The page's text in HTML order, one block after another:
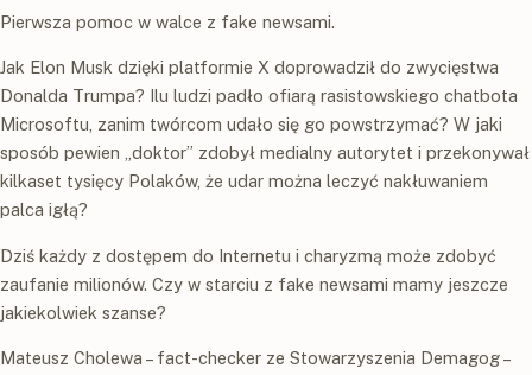
Pierwsza pomoc w walce z fake newsami.
Jak Elon Musk dzięki platformie X doprowadził do zwycięstwa
Donalda Trumpa? Ilu ludzi padło ofiarą rasistowskiego chatbota
Microsoftu, zanim twórcom udało się go powstrzymać? W jaki
sposób pewien „doktor” zdobył medialny autorytet i przekonywał
kilkaset tysięcy Polaków, że udar można leczyć nakłuwaniem
palca igłą?
Dziś każdy z dostępem do Internetu i charyzmą może zdobyć
zaufanie milionów. Czy w starciu z fake newsami mamy jeszcze
jakiekolwiek szanse?
Mateusz Cholewa – fact-checker ze Stowarzyszenia Demagog –